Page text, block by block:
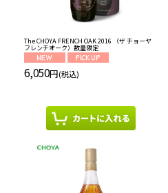
The CHOYA FRENCH OAK 2016 （ザ チョーヤ
フレンチオーク）数量限定
6,050円(税込)